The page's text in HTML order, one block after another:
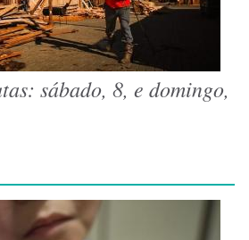
sábado, 8, e domingo,